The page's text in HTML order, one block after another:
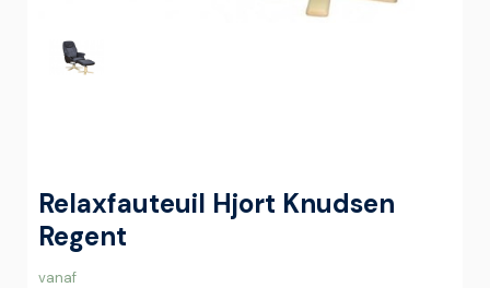
Relaxfauteuil Hjort Knudsen
Regent
vanaf